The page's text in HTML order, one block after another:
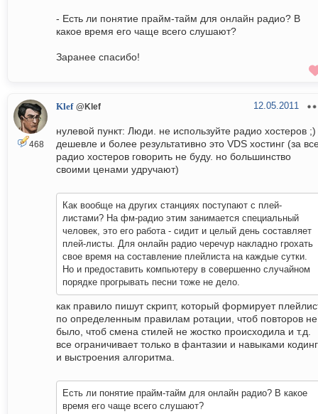
- Есть ли понятие прайм-тайм для онлайн радио? В
какое время его чаще всего слушают?
Заранее спасибо!
468
Klef @Klef 12.05.2011
нулевой пункт: Люди. не используйте радио хостеров ;)
дешевле и более результативно это VDS хостинг (за
радио хостеров говорить не буду. но большинство
своими ценами удручают)
Как вообще на других станциях поступают с плей-
листами? На фм-радио этим занимается специальный
человек, это его работа - сидит и целый день составляет
плей-листы. Для онлайн радио черечур накладно грохать
свое время на составление плейлиста на каждые сутки.
Но и предоставить компьютеру в совершенно случайном
порядке прогрывать песни тоже не дело.
как правило пишут скрипт, который формирует
по определенным правилам ротации, чтоб повторов не
было, чтоб смена стилей не жостко происходила и т.д.
все ограничивает только в фантазии и навыками
и выстроения алгоритма.
Есть ли понятие прайм-тайм для онлайн радио? В какое
время его чаще всего слушают?